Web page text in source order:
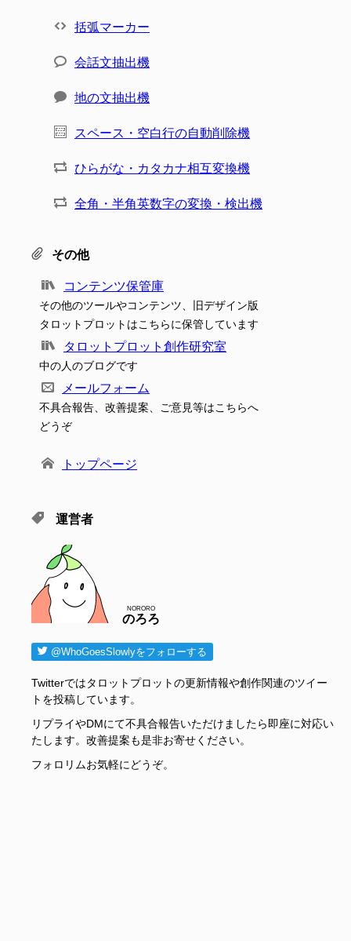
括弧マーカー
会話文抽出機
地の文抽出機
スペース・空白行の自動削除機
ひらがな・カタカナ相互変換機
全角・半角英数字の変換・検出機
その他
コンテンツ保管庫
その他のツールやコンテンツ、旧デザイン版
タロットプロットはこちらに保管しています
タロットプロット創作研究室
中の人のブログです
メールフォーム
不具合報告、改善提案、ご意見等はこちらへ
どうぞ
トップページ
運営者
のろろ
NORORO
@WhoGoesSlowlyをフォローする
Twitterではタロットプロットの更新情報や創作関連のツイー
トを投稿しています。
リプライやDMにて不具合報告いただけましたら即座に対応い
たします。改善提案も是非お寄せください。
フォロリムお気軽にどうぞ。